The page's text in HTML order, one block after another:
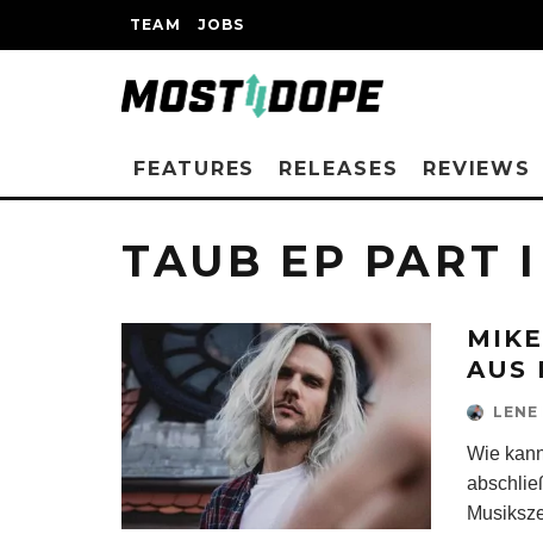
TEAM JOBS
FEATURES RELEASES REVIEWS
TAUB EP PART I
AUS
LENE
Wie